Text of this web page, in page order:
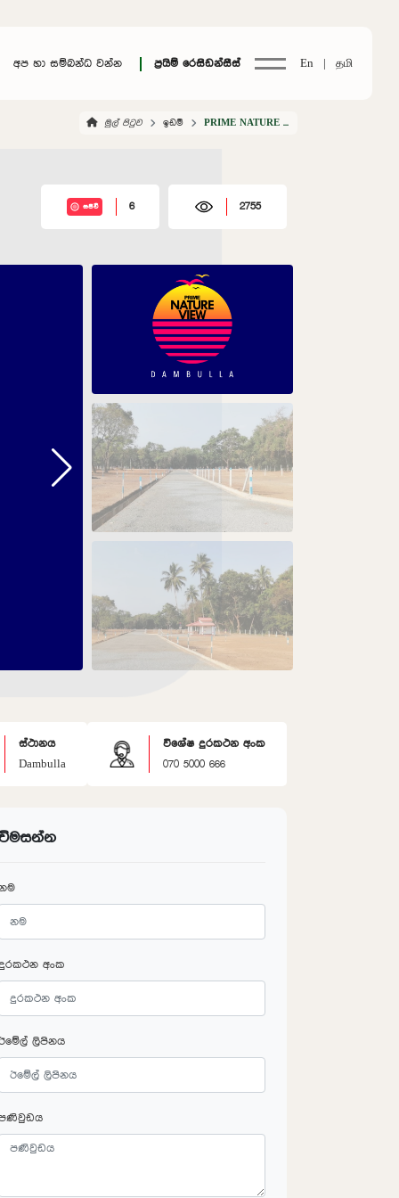
අප හා සම්බන්ධ වන්න ප්‍රයිම් රෙසිඩන්සීස් En | தமி
මුල් පිටුව ඉඩම් PRIME NATURE VIEW DAMBULLA
සජීවී 6 2755
ස්ථානය
Dambulla
විශේෂ දුරකථන අංක
070 5000 666
අංක
ලිපිනය